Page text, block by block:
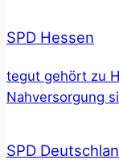
SPD Hessen
tegut gehört zu
Nahversorgung
SPD